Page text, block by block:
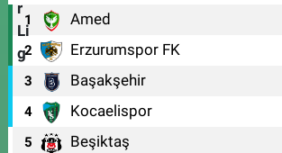
1 Amed
2 Erzurumspor FK
3 Başakşehir
4 Kocaelispor
5 Beşiktaş